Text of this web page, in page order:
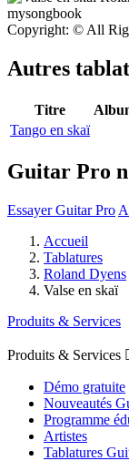
Copyright: © All
Autres
Titre
Tango en skaï
Guitar Pro
Essayer Guitar Pro
Accueil
Tablatures
Roland Dyens
Valse en skaï
Produits & Services
Produits & Services
Démo gratuite
Nouveautés
Programme
Artistes
Tablatures